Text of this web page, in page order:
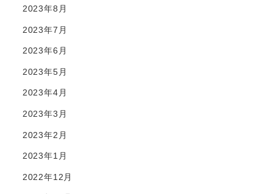
2023年8月
2023年7月
2023年6月
2023年5月
2023年4月
2023年3月
2023年2月
2023年1月
2022年12月